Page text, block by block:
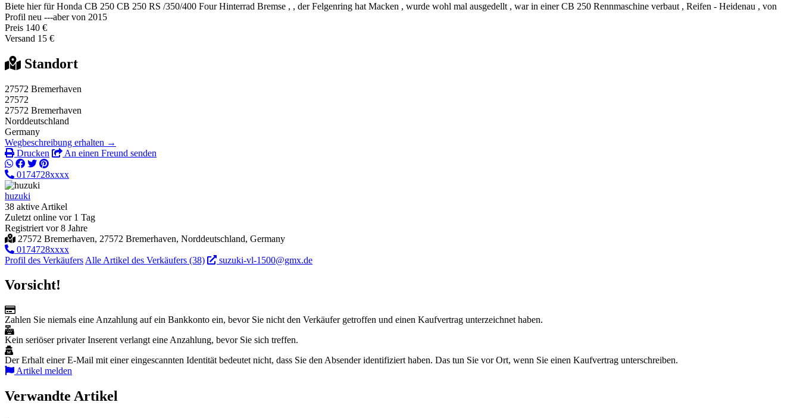
Biete hier für Honda CB 250 CB 250 RS /350/400 Four Hinterrad Bremse , , der Felgenring hat Macken , wurde wohl mal ausgedellt , war in einer CB 250 Rennmaschine verbaut , Reifen - Heidenau , von
Profil neu ---aber von 2015
Preis 140 €
Versand 15 €
Standort
27572 Bremerhaven
27572
27572 Bremerhaven
Norddeutschland
Germany
Wegbeschreibung erhalten →
Drucken
An einen Freund senden
0174728xxxx
huzuki
38 aktive Artikel
Zuletzt online vor 1 Tag
Registriert vor 8 Jahre
27572 Bremerhaven, 27572 Bremerhaven, Norddeutschland, Germany
0174728xxxx
Profil des Verkäufers Alle Artikel des Verkäufers (38) suzuki-vl-1500@gmx.de
Vorsicht!
Zahlen Sie niemals eine Anzahlung auf ein Bankkonto ein, bevor Sie nicht den Verkäufer getroffen und einen Kaufvertrag unterzeichnet haben.
Kein seriöser privater Inserent verlangt eine Anzahlung, bevor Sie sich treffen.
Der Erhalt einer E-Mail mit einer eingescannten Identität bedeutet nicht, dass Sie den Absender identifiziert haben. Das tun Sie vor Ort, wenn Sie einen Kaufvertrag unterschreiben.
Artikel melden
Verwandte Artikel